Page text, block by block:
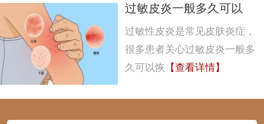
过敏皮炎一般多久可以
过敏性皮炎是常见皮肤炎症，
很多患者关心过敏皮炎一般多
久可以恢 【查看详情】
123456